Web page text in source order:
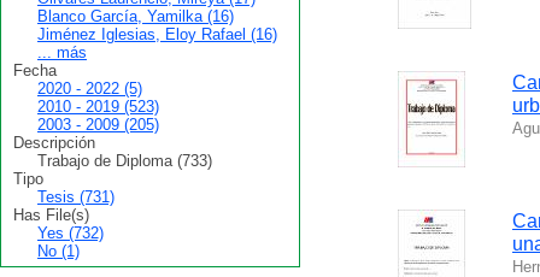
Blanco García, Yamilka (16)
Jiménez Iglesias, Eloy Rafael (16)
... más
Fecha
2020 - 2022 (5)
2010 - 2019 (523)
2003 - 2009 (205)
Descripción
Trabajo de Diploma (733)
Tipo
Tesis (731)
Has File(s)
Yes (732)
No (1)